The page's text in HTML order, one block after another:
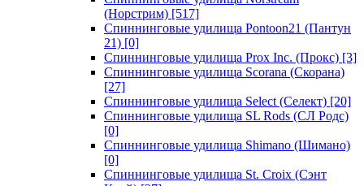
(Норстрим) [517]
Спиннинговые удилища Pontoon21 (Пантун
21) [0]
Спиннинговые удилища Prox Inc. (Прокс) [3]
Спиннинговые удилища Scorana (Скорана)
[27]
Спиннинговые удилища Select (Селект) [20]
Спиннинговые удилища SL Rods (СЛ Родс)
[0]
Спиннинговые удилища Shimano (Шимано)
[0]
Спиннинговые удилища St. Croix (Сэнт